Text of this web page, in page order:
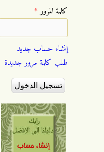
‏كلمة المرور ‏*
إنشاء حساب جديد
طلب كلمة مرور جديدة